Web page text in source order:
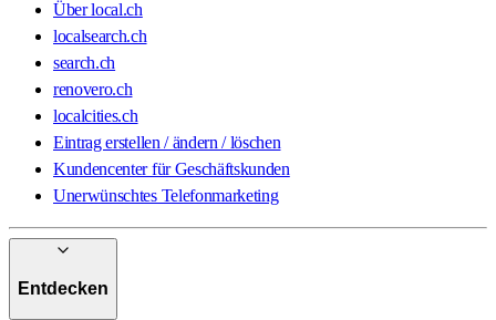
Über local.ch
localsearch.ch
search.ch
renovero.ch
localcities.ch
Eintrag erstellen / ändern / löschen
Kundencenter für Geschäftskunden
Unerwünschtes Telefonmarketing
Entdecken